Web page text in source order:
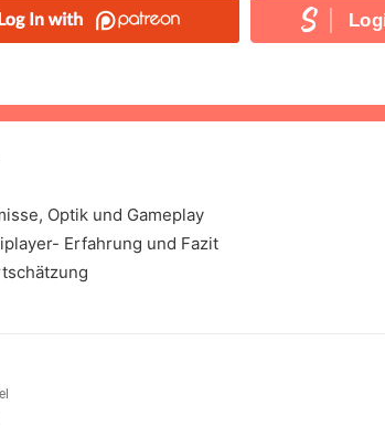
Optik und Gameplay
Erfahrung und Fazit